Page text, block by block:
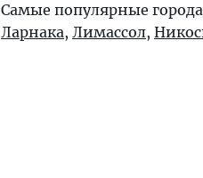
Самые популярные
Ларнака, Лимассол,